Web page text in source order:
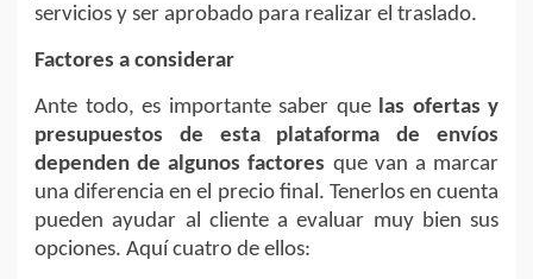
servicios y ser aprobado para realizar el traslado.
Factores a considerar
Ante todo, es importante saber que las ofertas y
presupuestos de esta plataforma de envíos
dependen de algunos factores que van a marcar
una diferencia en el precio final. Tenerlos en cuenta
pueden ayudar al cliente a evaluar muy bien sus
opciones. Aquí cuatro de ellos: